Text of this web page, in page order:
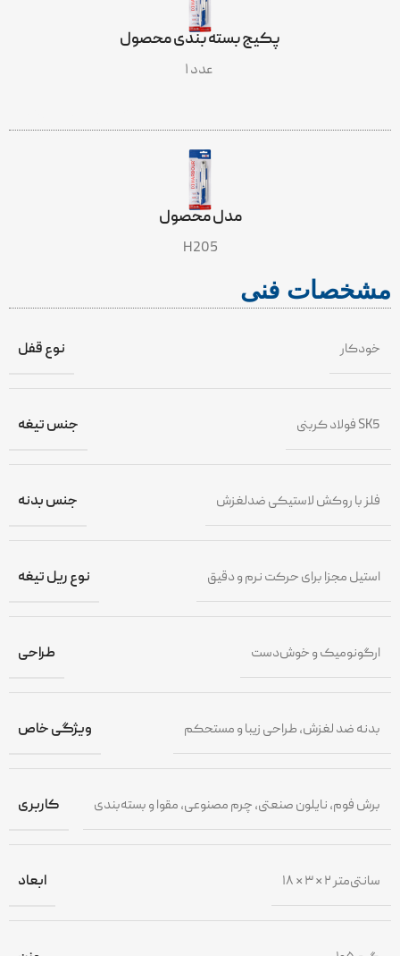
پکیج بسته بندی محصول
مدل محصول
H205
مشخصات فنی
نوع قفل خودکار
جنس تیغه فولاد کربنی SK5
جنس بدنه فلز با روکش لاستیکی ضدلغزش
نوع ریل تیغه استیل مجزا برای حرکت نرم و دقیق
طراحی ارگونومیک و خوش‌دست
ویژگی خاص بدنه ضد لغزش، طراحی زیبا و مستحکم
کاربری برش فوم، نایلون صنعتی، چرم مصنوعی، مقوا و بسته‌بندی
ابعاد ۱۸ × ۳ × ۲ سانتی‌متر